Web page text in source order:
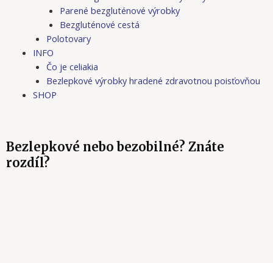
Parené bezgluténové výrobky
Bezgluténové cestá
Polotovary
INFO
Čo je celiakia
Bezlepkové výrobky hradené zdravotnou poisťovňou
SHOP
Bezlepkové nebo bezobilné? Znáte
rozdíl?